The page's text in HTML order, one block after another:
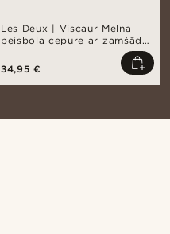
Les Deux | Viscaur Melna
beisbola cepure ar zamšādas
34,95 €